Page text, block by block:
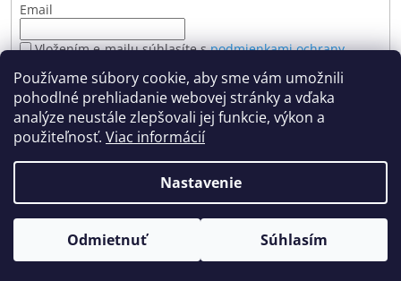
Používame súbory cookie, aby sme vám umožnili
pohodlné prehliadanie webovej stránky a vďaka
analýze neustále zlepšovali jej funkcie, výkon a
použiteľnosť. Viac informácií
Nastavenie
Odmietnuť Súhlasím
Z dôvodu zvýšeného počtu objednávok môže dôjsť k miernemu
zdržaniu spracovania. Ak sa na zásielku ponáhľate, prosím
uveďte túto informáciu v poznámke v objednávke. Ďakujeme za
Email
Vložením e-mailu súhlasíte spodmienkami ochrany
PRIHLÁSIŤ SA
Copyright 2026farbyartemiss.sk. Všetky práva vyhradené.
Upraviť nastavenie cookies